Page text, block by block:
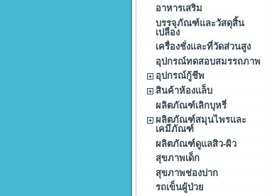
อาหารเสริม
บรรจุภัณฑ์และวัสดุสิ้น
เปลือง
เครื่องชั่งและที่วัดส่วนสูง
อุปกรณ์ทดสอบสมรรถภาพ
อุปกรณ์กู้ชีพ
สินค้าห้องแล็บ
ผลิตภัณฑ์เลิกบุหรี่
ผลิตภัณฑ์สมุนไพรและ
เคมีภัณฑ์
ผลิตภัณฑ์ดูแลสิว-ผิว
สุขภาพเด็ก
สุขภาพช่องปาก
รถเข็นผู้ป่วย